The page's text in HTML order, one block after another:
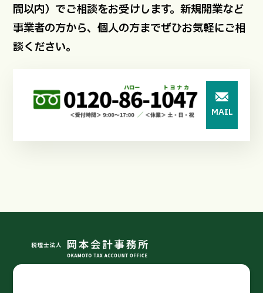
間以内）でご相談をお受けします。新規開業など
事業者の方から、個人の方までぜひお気軽にご相
談ください。
MAIL